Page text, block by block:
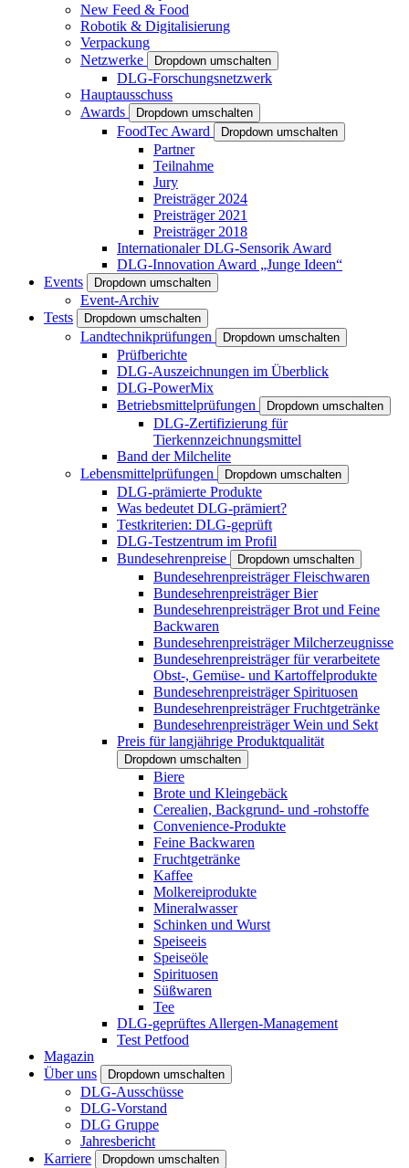
New Feed & Food
Robotik & Digitalisierung
Verpackung
Netzwerke
Dropdown umschalten
DLG-Forschungsnetzwerk
Hauptausschuss
Awards
Dropdown umschalten
FoodTec Award Dropdown umschalten
Partner
Teilnahme
Jury
Preisträger 2024
Preisträger 2021
Preisträger 2018
Internationaler DLG-Sensorik Award
DLG-Innovation Award „Junge Ideen“
Events
Dropdown umschalten
Event-Archiv
Tests
Dropdown umschalten
Landtechnikprüfungen Dropdown umschalten
Prüfberichte
DLG-Auszeichnungen im Überblick
DLG-PowerMix
Betriebsmittelprüfungen
Dropdown umschalten
DLG-Zertifizierung für
Tierkennzeichnungsmittel
Band der Milchelite
Lebensmittelprüfungen
Dropdown umschalten
DLG-prämierte Produkte
Was bedeutet DLG-prämiert?
Testkriterien: DLG-geprüft
DLG-Testzentrum im Profil
Bundesehrenpreise
Dropdown umschalten
Bundesehrenpreisträger Fleischwaren
Bundesehrenpreisträger Bier
Bundesehrenpreisträger Brot und Feine
Backwaren
Bundesehrenpreisträger Milcherzeugnisse
Bundesehrenpreisträger für verarbeitete
Obst-, Gemüse- und Kartoffelprodukte
Bundesehrenpreisträger Spirituosen
Bundesehrenpreisträger Fruchtgetränke
Bundesehrenpreisträger Wein und Sekt
Preis für langjährige Produktqualität
Dropdown umschalten
Biere
Brote und Kleingebäck
Cerealien, Backgrund- und -rohstoffe
Convenience-Produkte
Feine Backwaren
Fruchtgetränke
Kaffee
Molkereiprodukte
Mineralwasser
Schinken und Wurst
Speiseeis
Speiseöle
Spirituosen
Süßwaren
Tee
DLG-geprüftes Allergen-Management
Test Petfood
Magazin
Über uns
Dropdown umschalten
DLG-Ausschüsse
DLG-Vorstand
DLG Gruppe
Jahresbericht
Karriere
Dropdown umschalten